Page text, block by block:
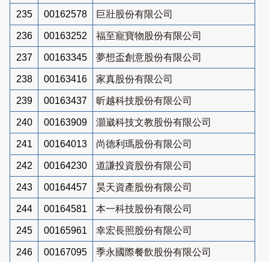
235 00162578 巨壯股份有限公司
236 00163252 福至寵寶物股份有限公司
237 00163345 夢想盃創意股份有限公司
238 00163416 家真股份有限公司
239 00163437 昕越科技股份有限公司
240 00163909 灝崴科技文教股份有限公司
241 00164013 尚德利瑪股份有限公司
242 00164230 道謙投資股份有限公司
243 00164457 昊天資產股份有限公司
244 00164581 本一科技股份有限公司
245 00165961 幸宏長照股份有限公司
246 00167095 季永國際餐飲股份有限公司